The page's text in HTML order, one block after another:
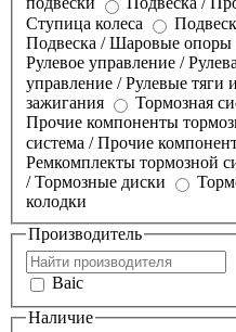
Ступица колеса
Подвеска / Шаровые опоры
Рулевое управление /
управление / Рулевые тяги
зажигания
Тормозная
Прочие компоненты
система / Прочие
Ремкомплекты тормозной
/ Тормозные диски
колодки
Производитель
Baic
Наличие